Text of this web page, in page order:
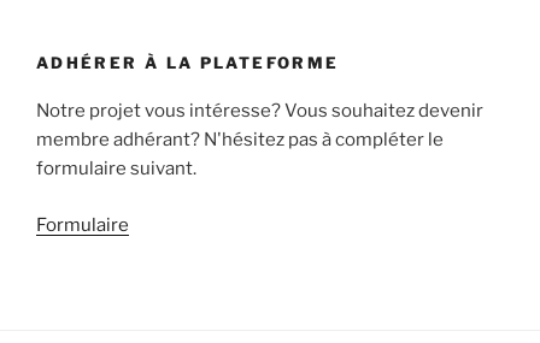
ADHÉRER À LA PLATEFORME
Notre projet vous intéresse? Vous souhaitez devenir
membre adhérant? N'hésitez pas à compléter le
formulaire suivant.
Formulaire